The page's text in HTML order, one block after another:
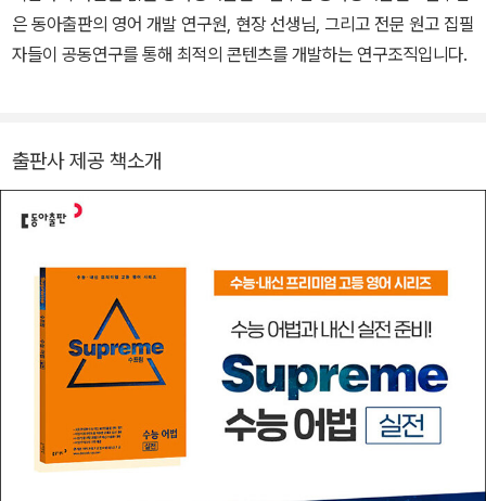
은 동아출판의 영어 개발 연구원, 현장 선생님, 그리고 전문 원고 집필
자들이 공동연구를 통해 최적의 콘텐츠를 개발하는 연구조직입니다.
출판사 제공 책소개